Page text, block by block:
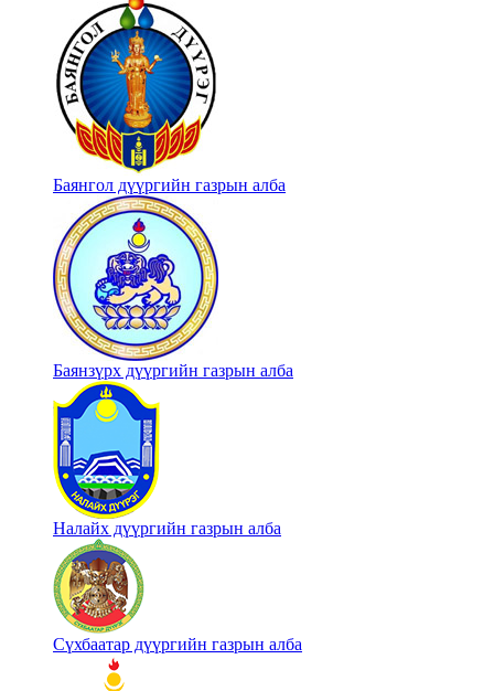
Баянгол дүүргийн газрын алба
Баянзүрх дүүргийн газрын алба
Налайх дүүргийн газрын алба
Сүхбаатар дүүргийн газрын алба